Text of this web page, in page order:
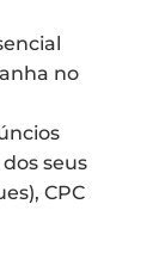
no
seus
CPC